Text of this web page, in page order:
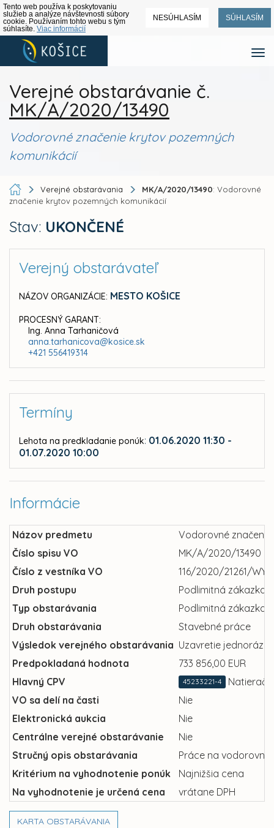
Tento web používa k poskytovaniu
služieb a analýze návštevnosti súbory
cookie. Používaním tohto webu s tým
súhlasíte. Viac informácií
NESÚHLASÍM SÚHLASÍM
Verejné obstarávanie č.
MK/A/2020/13490
Vodorovné značenie krytov pozemných
komunikácií
Verejné obstarávania MK/A/2020/13490: Vodorovné
značenie krytov pozemných komunikácií
Stav: UKONČENÉ
Verejný obstarávateľ
NÁZOV ORGANIZÁCIE: MESTO KOŠICE
PROCESNÝ GARANT:
Ing. Anna Tarhaničová
anna.tarhanicova@kosice.sk
+421 556419314
Termíny
Lehota na predkladanie ponúk: 01.06.2020 11:30 -
01.07.2020 10:00
Informácie
Názov predmetu
Vodorovné
Číslo spisu VO
MK/A/2020/13490
Číslo z vestníka VO
116/2020/21261/WYP
Druh postupu
Podlimitná zákazka
Typ obstarávania
Podlimitná zákazka
Druh obstarávania
Stavebné práce
Výsledok verejného obstarávania Uzavretie
Predpokladaná hodnota
733 856,00 EUR
Hlavný CPV
45233221-4
VO sa delí na časti
Nie
Elektronická aukcia
Nie
Centrálne verejné obstarávanie
Nie
Stručný opis obstarávania
Práce na
Kritérium na vyhodnotenie ponúk
Najnižšia cena
Na vyhodnotenie je určená cena
vrátane DPH
KARTA OBSTARÁVANIA